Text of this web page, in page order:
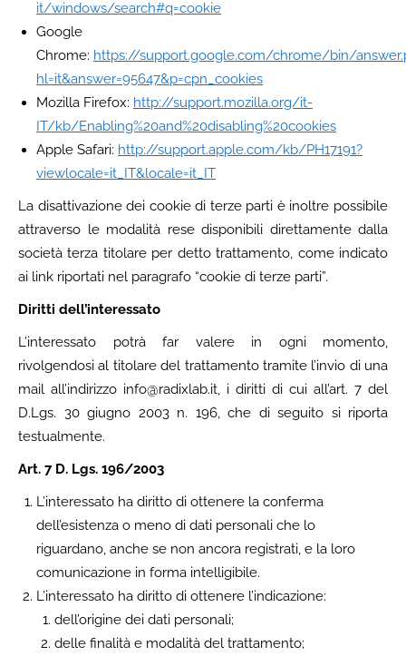
it/windows/search#q=cookie
Google
Chrome: https://support.google.com/chrome/bin/
hl=it&answer=95647&p=cpn_cookies
Mozilla Firefox: http://support.mozilla.org/it-
IT/kb/Enabling%20and%20disabling%20cookies
Apple Safari: http://support.apple.com/kb/PH17191?
viewlocale=it_IT&locale=it_IT
La disattivazione dei cookie di terze parti è inoltre possibile
attraverso le modalità rese disponibili direttamente dalla
società terza titolare per detto trattamento, come indicato
ai link riportati nel paragrafo “cookie di terze parti”.
Diritti dell’interessato
L’interessato potrà far valere in ogni momento,
rivolgendosi al titolare del trattamento tramite l’invio di una
mail all’indirizzo info@radixlab.it, i diritti di cui all’art. 7 del
D.Lgs. 30 giugno 2003 n. 196, che di seguito si riporta
testualmente.
Art. 7 D. Lgs. 196/2003
L’interessato ha diritto di ottenere la conferma
dell’esistenza o meno di dati personali che lo
riguardano, anche se non ancora registrati, e la loro
comunicazione in forma intelligibile.
L’interessato ha diritto di ottenere l’indicazione:
dell’origine dei dati personali;
delle finalità e modalità del trattamento;